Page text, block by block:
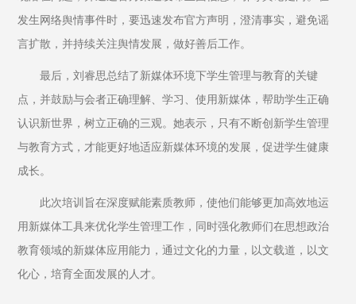
发生网络舆情事件时，要迅速发布官方声明，澄清事实，避免谣
言扩散，并持续关注舆情发展，做好善后工作。
最后，刘睿思总结了新媒体环境下学生管理与教育的关键
点，并鼓励与会者正确理解、学习、使用新媒体，帮助学生正确
认识新世界，树立正确的三观。她表示，只有不断创新学生管理
与教育方式，才能更好地适应新媒体环境的发展，促进学生健康
成长。
此次培训旨在深度赋能素质教师，使他们能够更加高效地运
用新媒体工具来优化学生管理工作，同时强化教师们在思想政治
教育领域的新媒体应用能力，通过文化的力量，以文载道，以文
化心，培育全面发展的人才。